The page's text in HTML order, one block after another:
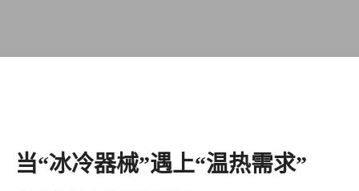
当“冰冷器械”遇上“温热需求”